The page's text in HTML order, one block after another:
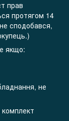
прав
протягом 14
сподобався,
якщо:
не